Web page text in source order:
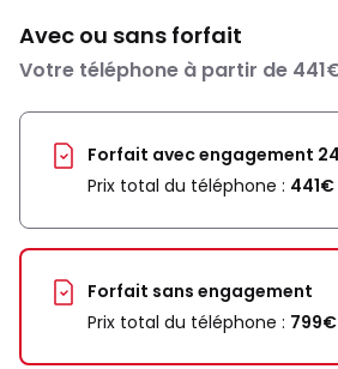
Avec ou sans forfait
Votre téléphone à partir de
Forfait avec engagement
Prix total du téléphone : 441€
Forfait sans engagement
Prix total du téléphone : 799€